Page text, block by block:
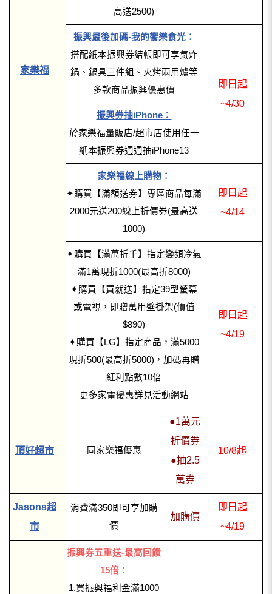
家樂福
高送2500)
振興最後加碼-我的饗樂食光：
搭配紙本振興券結帳即可享氣炸
鍋、鍋具三件組、火烤兩用爐等
多款商品振興優惠價
即日起
~4/30
振興券抽iPhone：
於家樂福量販店/超市店使用任一
紙本振興券週週抽iPhone13
家樂福線上購物：
✦購買【滿額送券】專區商品每滿
2000元送200線上折價券(最高送
1000)
即日起
~4/14
✦購買【滿萬折千】指定變頻冷氣
滿1萬現折1000(最高折8000)
✦購買【買就送】指定39型螢幕
或電視，即贈萬用壁掛架(價值
$890)
✦購買【LG】指定商品，滿5000
現折500(最高折5000)，加碼再贈
紅利點數10倍
更多家電優惠詳見活動網站
即日起
~4/19
頂好超市 同家樂福優惠
●1萬元
折價券
●抽2.5
萬券
10/8起
Jasons超
市
消費滿350即可享加購
價
加購價
即日起
~4/19
振興券五重送-最高回饋
15倍：
1.買振興福利金滿1000